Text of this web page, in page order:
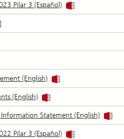
Pilar 3 (Español)
(English)
(English)
Statement (English)
Pilar 3 (Español)